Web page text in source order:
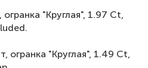
"Круглая", 1.97 Ct,
огранка "Круглая", 1.49 Ct,